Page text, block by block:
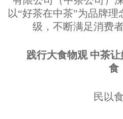
以“好茶在中茶”为品牌
级，不断满足消费
践行大食物观 中茶
食
民以